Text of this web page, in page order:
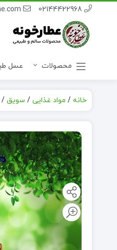
02144422968
info@attarkhone.com
محصولات عسل
خانه / مواد غذایی/ سویق/